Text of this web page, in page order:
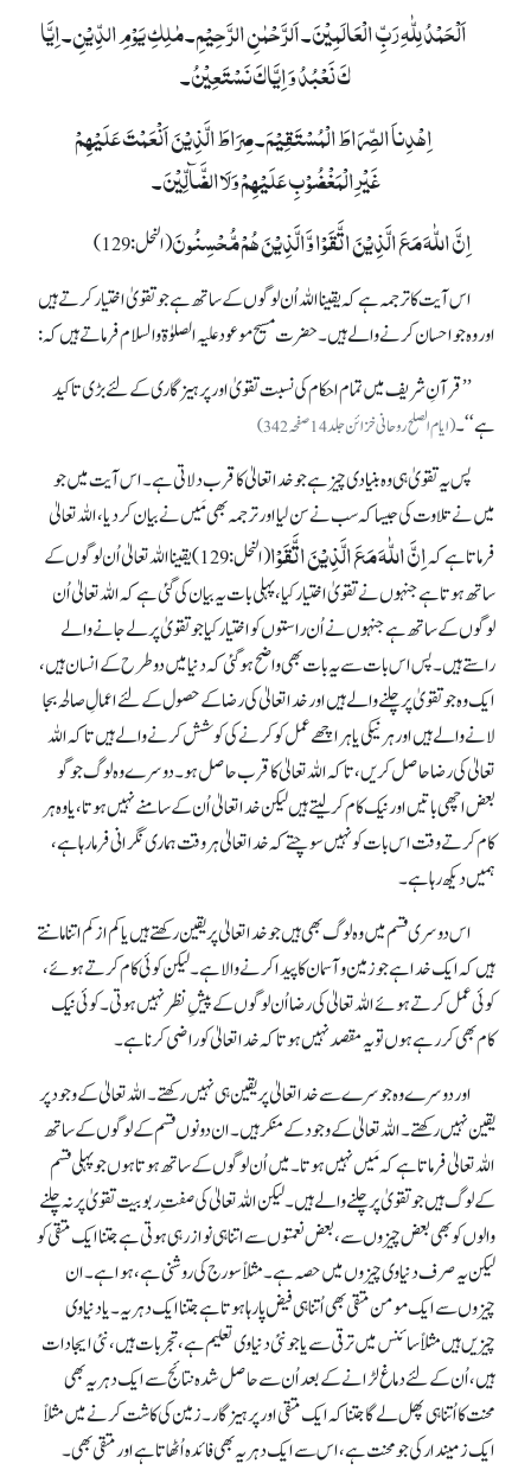
اَلْحَمْدُ لِلّٰہِ رَبِّ الْعَالَمِیْنَ۔ اَلرَّحْمٰنِ الرَّحِیْمِ۔ مٰلِکِ یَوْمِ الدِّیْنِ۔ اِیَّا
کَ نَعْبُدُ وَ اِیَّاکَ نَسْتَعِیْنُ۔
اِھْدِناَ الصِّرَاطَ الْمُسْتَقِیْمَ۔ صِرَاطَ الَّذِیْنَ اَنْعَمْتَ عَلَیْھِمْ
غَیْرِالْمَغْضُوْبِ عَلَیْھِمْ وَلَاالضَّآلِّیْنَ۔
اِنَّ اللّٰہَ مَعَ الَّذِیْنَ اتَّقَوْا وَّالَّذِیْنَ ہُمْ مُّحْسِنُونَ(النحل: 129)
اس آیت کا ترجمہ ہے کہ یقینا اللہ اُن لوگوں کے ساتھ ہے جو تقویٰ اختیار کرتے ہیں
اور وہ جو احسان کرنے والے ہیں۔ حضرت مسیح موعود علیہ الصلوٰۃ والسلام فرماتے ہیں کہ:
’’قرآنِ شریف میں تمام احکام کی نسبت تقویٰ اور پرہیز گاری کے لئے بڑی تاکید
ہے‘‘۔(ایام الصلح روحانی خزائن جلد 14صفحہ342)
پس یہ تقویٰ ہی وہ بنیادی چیز ہے جو خدا تعالیٰ کا قرب دلاتی ہے۔ اس آیت میں جو
میں نے تلاوت کی جیسا کہ سب نے سن لیا اور ترجمہ بھی مَیں نے بیان کر دیا، اللہ تعالیٰ
فرماتا ہے کہاِنَّ اللّٰہَ مَعَ الَّذِیْنَ اتَّقَوْا
(النحل: 129) یقینا اللہ تعالیٰ اُن لوگوں کے
ساتھ ہوتا ہے جنہوں نے تقویٰ اختیار کیا، پہلی بات یہ بیان کی گئی ہے کہ اللہ تعالیٰ اُن
لوگوں کے ساتھ ہے جنہوں نے اُن راستوں کو اختیار کیا جو تقویٰ پر لے جانے والے
راستے ہیں۔ پس اس بات سے یہ بات بھی واضح ہو گئی کہ دنیا میں دو طرح کے انسان ہیں،
ایک وہ جو تقویٰ پر چلنے والے ہیں اور خدا تعالیٰ کی رضا کے حصول کے لئے اعمالِ صالحہ بجا
لانے والے ہیں اور ہر نیکی یا ہر اچھے عمل کو کرنے کی کوشش کرنے والے ہیں تا کہ اللہ
تعالیٰ کی رضا حاصل کریں، تا کہ اللہ تعالیٰ کا قرب حاصل ہو۔ دوسرے وہ لوگ جو گو
بعض اچھی باتیں اور نیک کام کر لیتے ہیں لیکن خدا تعالیٰ اُن کے سامنے نہیں ہوتا، یا وہ ہر
کام کرتے وقت اس بات کو نہیں سوچتے کہ خدا تعالیٰ ہر وقت ہماری نگرانی فرما رہا ہے،
ہمیں دیکھ رہا ہے۔
اس دوسری قسم میں وہ لوگ بھی ہیں جو خدا تعالیٰ پر یقین رکھتے ہیں یا کم از کم اتنا مانتے
ہیں کہ ایک خدا ہے جو زمین و آسمان کا پیداکرنے والا ہے۔ لیکن کوئی کام کرتے ہوئے،
کوئی عمل کرتے ہوئے اللہ تعالیٰ کی رضا اُن لوگوں کے پیشِ نظر نہیں ہوتی۔ کوئی نیک
کام بھی کر رہے ہوں تو یہ مقصدنہیں ہوتا کہ خدا تعالیٰ کو راضی کرنا ہے۔
اور دوسرے وہ جو سرے سے خدا تعالیٰ پر یقین ہی نہیں رکھتے۔ اللہ تعالیٰ کے وجود پر
یقین نہیں رکھتے۔ اللہ تعالیٰ کے وجود کے منکر ہیں۔ ان دونوں قسم کے لوگوں کے ساتھ
اللہ تعالیٰ فرماتا ہے کہ مَیں نہیں ہوتا۔ میں اُن لوگوں کے ساتھ ہوتاہوں جو پہلی قسم
کے لوگ ہیں جو تقویٰ پر چلنے والے ہیں۔ لیکن اللہ تعالیٰ کی صفتِ ربوبیت تقویٰ پر نہ چلنے
والوں کو بھی بعض چیزوں سے، بعض نعمتوں سے اتنا ہی نواز رہی ہوتی ہے جتنا ایک متقی کو
لیکن یہ صرف دنیاوی چیزوں میں حصہ ہے۔ مثلاً سورج کی روشنی ہے، ہوا ہے۔ ان
چیزوں سے ایک مومن متقی بھی اُتنا ہی فیض پا رہا ہوتا ہے جتنا ایک دہریہ۔ یا دنیاوی
چیزیں ہیں مثلاً سائنس میں ترقی سے یا جو نئی دنیاوی تعلیم ہے، تجربات ہیں، نئی ایجادات
ہیں، اُن کے لئے دماغ لڑانے کے بعد اُن سے حاصل شدہ نتائج سے ایک دہریہ بھی
محنت کا اُتنا ہی پھل لے گا جتنا کہ ایک متقی اور پرہیزگار۔ زمین کی کاشت کرنے میں مثلاً
ایک زمیندار کی جو محنت ہے، اس سے ایک دہریہ بھی فائدہ اُٹھاتا ہے اور متقی بھی۔